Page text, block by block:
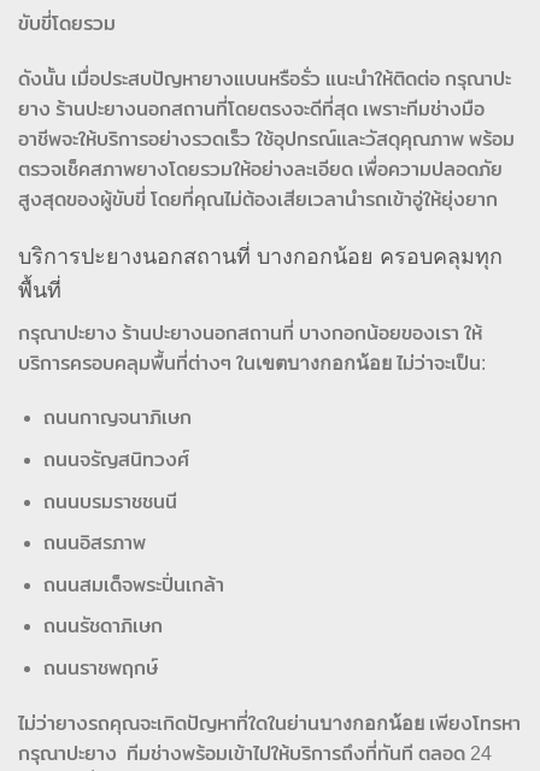
ขับขี่โดยรวม
ดังนั้น เมื่อประสบปัญหายางแบนหรือรั่ว แนะนำให้ติดต่อ กรุณาปะ
ยาง ร้านปะยางนอกสถานที่โดยตรงจะดีที่สุด เพราะทีมช่างมือ
อาชีพจะให้บริการอย่างรวดเร็ว ใช้อุปกรณ์และวัสดุคุณภาพ พร้อม
ตรวจเช็คสภาพยางโดยรวมให้อย่างละเอียด เพื่อความปลอดภัย
สูงสุดของผู้ขับขี่ โดยที่คุณไม่ต้องเสียเวลานำรถเข้าอู่ให้ยุ่งยาก
บริการปะยางนอกสถานที่ บางกอกน้อย ครอบคลุมทุก
พื้นที่
กรุณาปะยาง ร้านปะยางนอกสถานที่ บางกอกน้อยของเรา ให้
บริการครอบคลุมพื้นที่ต่างๆ ในเขตบางกอกน้อย ไม่ว่าจะเป็น:
ถนนกาญจนาภิเษก
ถนนจรัญสนิทวงศ์
ถนนบรมราชชนนี
ถนนอิสรภาพ
ถนนสมเด็จพระปิ่นเกล้า
ถนนรัชดาภิเษก
ถนนราชพฤกษ์
ไม่ว่ายางรถคุณจะเกิดปัญหาที่ใดในย่านบางกอกน้อย เพียงโทรหา
กรุณาปะยาง ทีมช่างพร้อมเข้าไปให้บริการถึงที่ทันที ตลอด 24